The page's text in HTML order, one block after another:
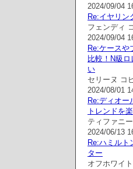
2024/09/04
Re:イヤリン
フェンディ
2024/09/04
Re:ケースや
比較！N級
い
セリーヌ コ
2024/08/01
Re:ディオー
トレンドを
ティファニ
2024/06/13
Re:ハミルト
ター
オフホワイ